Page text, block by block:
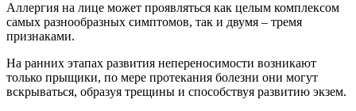
Аллергия на лице может проявляться как целым комплексом
самых разнообразных симптомов, так и двумя – тремя
признаками.
На ранних этапах развития непереносимости возникают
только прыщики, по мере протекания болезни они могут
вскрываться, образуя трещины и способствуя развитию экзем.